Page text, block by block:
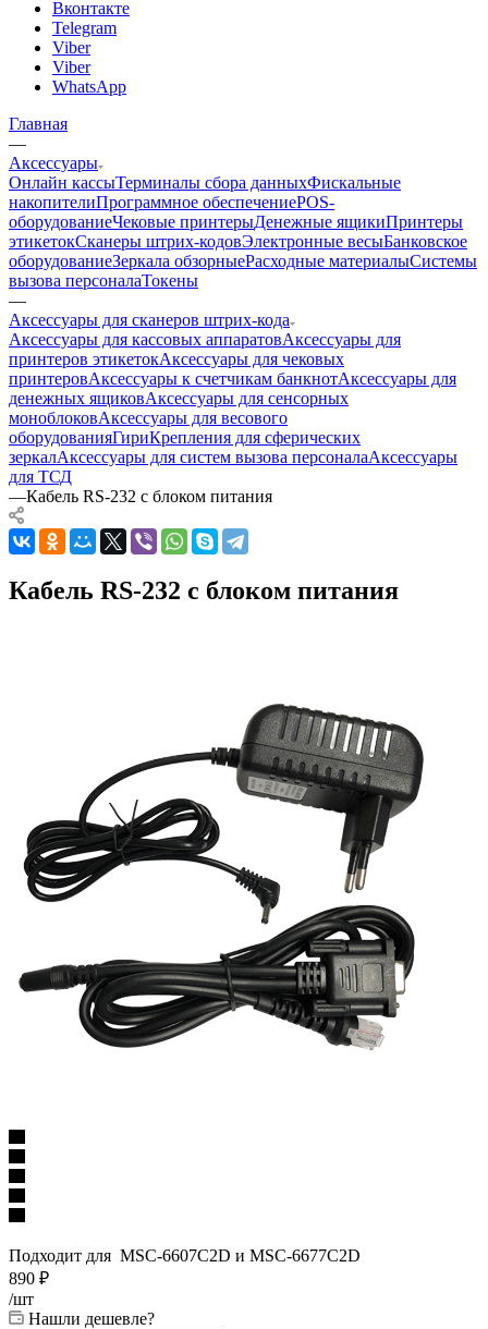
Вконтакте
Telegram
Viber
Viber
WhatsApp
Главная
—
Аксессуары
Онлайн кассыТерминалы сбора данныхФискальные
накопителиПрограммное обеспечениеPOS-
оборудованиеЧековые принтерыДенежные ящикиПринтеры
этикетокСканеры штрих-кодовЭлектронные весыБанковское
оборудованиеЗеркала обзорныеРасходные материалыСистемы
вызова персоналаТокены
—
Аксессуары для сканеров штрих-кода
Аксессуары для кассовых аппаратовАксессуары для
принтеров этикетокАксессуары для чековых
принтеровАксессуары к счетчикам банкнотАксессуары для
денежных ящиковАксессуары для сенсорных
моноблоковАксессуары для весового
оборудованияГириКрепления для сферических
зеркалАксессуары для систем вызова персоналаАксессуары
для ТСД
—Кабель RS-232 с блоком питания
Кабель RS-232 с блоком питания
Подходит для MSC-6607C2D и MSC-6677C2D
890 ₽
/шт
Нашли дешевле?